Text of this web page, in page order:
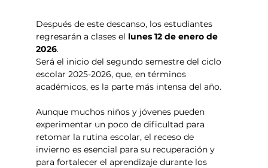
Después de este descanso, los estudiantes
regresarán a clases el lunes 12 de enero de
2026.
Será el inicio del segundo semestre del ciclo
escolar 2025-2026, que, en términos
académicos, es la parte más intensa del año.
Aunque muchos niños y jóvenes pueden
experimentar un poco de dificultad para
retomar la rutina escolar, el receso de
invierno es esencial para su recuperación y
para fortalecer el aprendizaje durante los